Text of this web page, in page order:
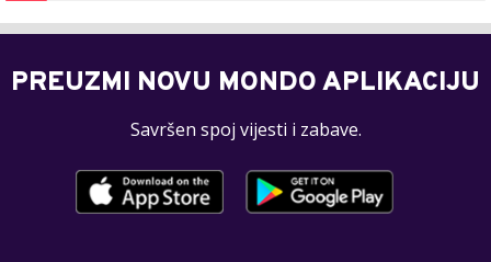
PREUZMI NOVU MONDO APLIKACIJU
Savršen spoj vijesti i zabave.